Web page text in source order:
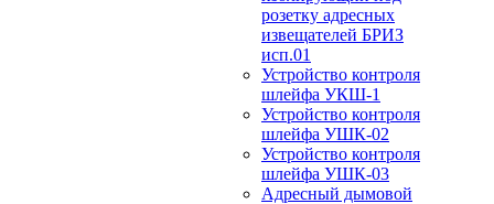
розетку адресных
извещателей БРИЗ
исп.01
Устройство контроля
шлейфа УКШ-1
Устройство контроля
шлейфа УШК-02
Устройство контроля
шлейфа УШК-03
Адресный дымовой